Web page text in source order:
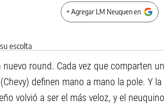
+ Agregar LM Neuquen en
round. Cada vez que comparten
definen mano a mano la pole. Y
volvió a ser el más veloz, y el